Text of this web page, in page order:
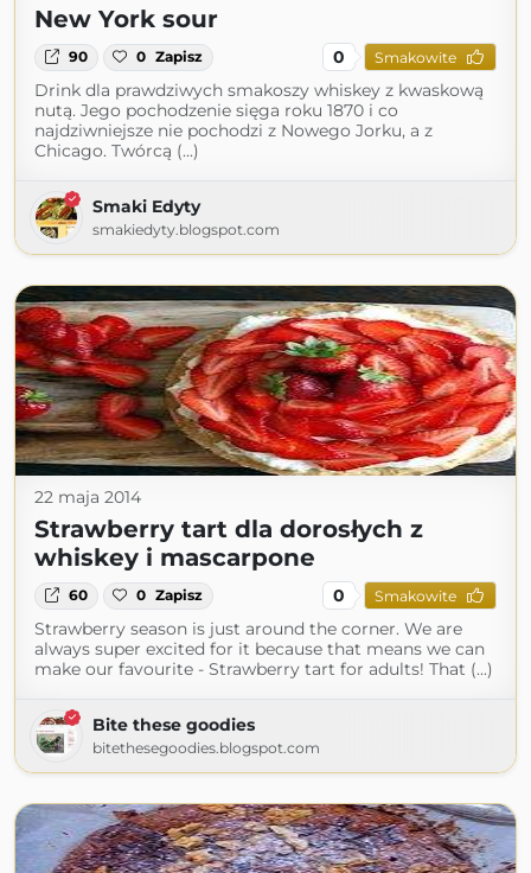
New York sour
90 0 Zapisz 0 Smakowite
Drink dla prawdziwych smakoszy whiskey z kwaskową
nutą. Jego pochodzenie sięga roku 1870 i co
najdziwniejsze nie pochodzi z Nowego Jorku, a z
Chicago. Twórcą (...)
Smaki Edyty
smakiedyty.blogspot.com
22 maja 2014
Strawberry tart dla dorosłych z
whiskey i mascarpone
60 0 Zapisz 0 Smakowite
Strawberry season is just around the corner. We are
always super excited for it because that means we can
make our favourite - Strawberry tart for adults! That (...)
Bite these goodies
bitethesegoodies.blogspot.com